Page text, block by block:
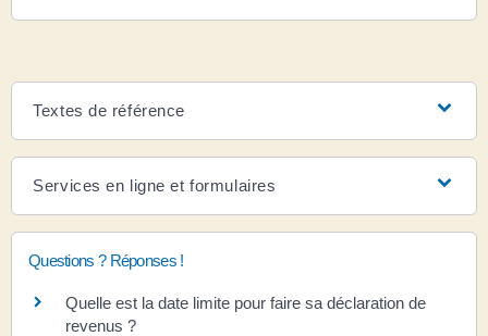
Textes de référence
Services en ligne et formulaires
Questions ? Réponses !
Quelle est la date limite pour faire sa déclaration de
revenus ?